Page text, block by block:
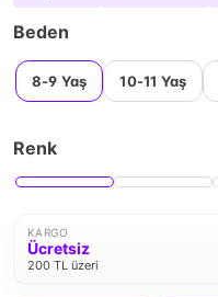
Beden
8-9 Yaş 10-11 Yaş
Renk
KARGO
Ücretsiz
200 TL üzeri